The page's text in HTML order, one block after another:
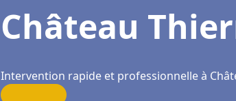
Château
Intervention rapide et professionnelle à